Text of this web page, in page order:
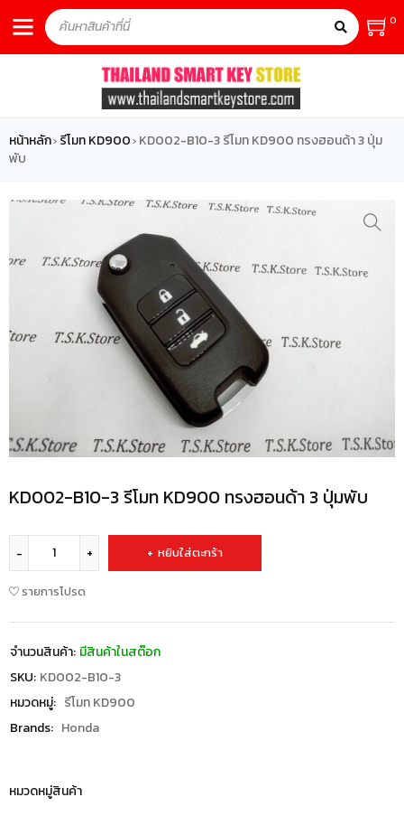
0
หน้าหลัก› รีโมท KD900› KD002-B10-3 รีโมท KD900 ทรงฮอนด้า 3 ปุ่ม
พับ
หมวดหมู่สินค้า
KD002-B10-3 รีโมท KD900 ทรงฮอนด้า 3 ปุ่มพับ
หยิบใส่ตะกร้า
รายการโปรด
จำนวนสินค้า: มีสินค้าในสต๊อก
SKU: KD002-B10-3
หมวดหมู่: รีโมท KD900
Brands: Honda